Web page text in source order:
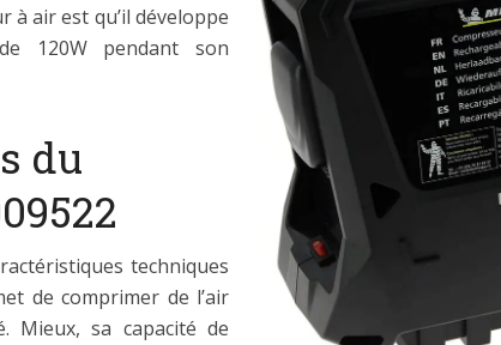
à air est qu’il développe
120W pendant son
du
techniques
de comprimer de l’air
Mieux, sa capacité de